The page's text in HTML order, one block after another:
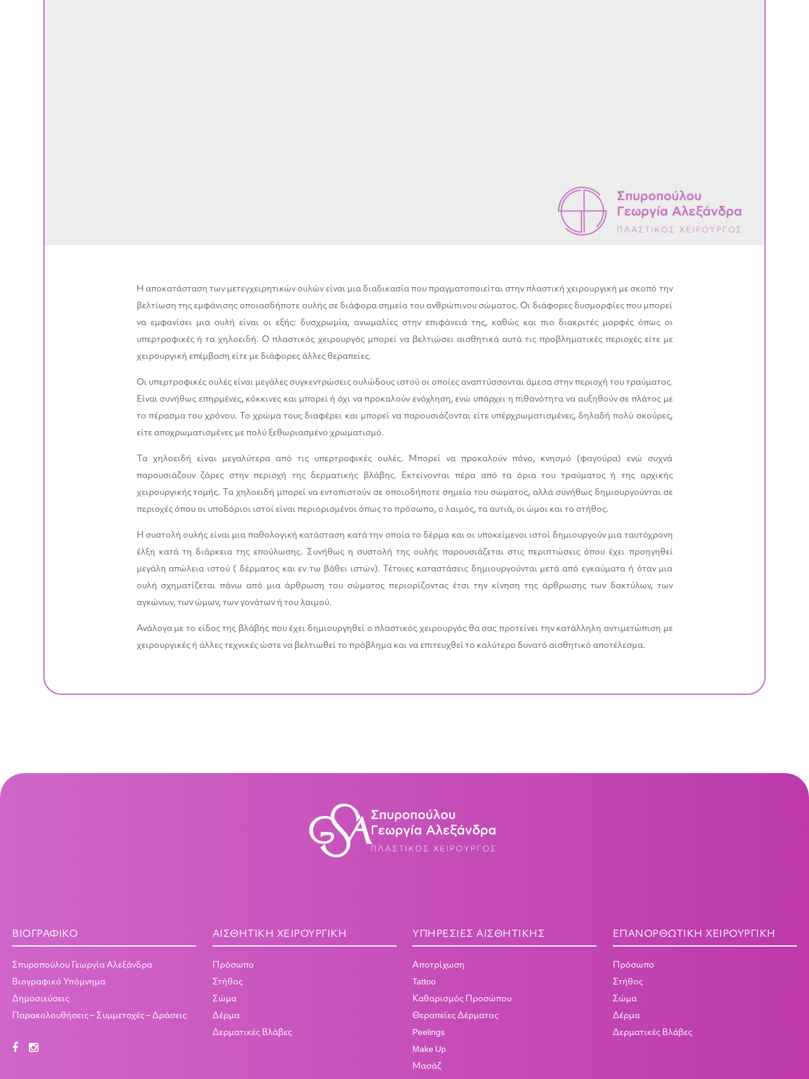
Η αποκατάσταση των μετεγχειρητικών ουλών είναι μια διαδικασία που πραγματοποιείται στην πλαστική χειρουργική με σκοπό την
βελτίωση της εμφάνισης οποιασδήποτε ουλής σε διάφορα σημεία του ανθρώπινου σώματος. Οι διάφορες δυσμορφίες που μπορεί
να εμφανίσει μια ουλή είναι οι εξής: δυσχρωμία, ανωμαλίες στην επιφάνειά της, καθώς και πιο διακριτές μορφές όπως οι
υπερτροφικές ή τα χηλοειδή. Ο πλαστικός χειρουργός μπορεί να βελτιώσει αισθητικά αυτά τις προβληματικές περιοχές είτε με
χειρουργική επέμβαση είτε με διάφορες άλλες θεραπείες.
Οι υπερτροφικές ουλές είναι μεγάλες συγκεντρώσεις ουλώδους ιστού οι οποίες αναπτύσσονται άμεσα στην περιοχή του τραύματος.
Είναι συνήθως επηρμένες, κόκκινες και μπορεί ή όχι να προκαλούν ενόχληση, ενώ υπάρχει η πιθανότητα να αυξηθούν σε πλάτος με
το πέρασμα του χρόνου. Το χρώμα τους διαφέρει και μπορεί να παρουσιάζονται είτε υπέρχρωματισμένες, δηλαδή πολύ σκούρες,
είτε αποχρωματισμένες με πολύ ξεθωριασμένο χρωματισμό.
Τα χηλοειδή είναι μεγαλύτερα από τις υπερτροφικές ουλές. Μπορεί να προκαλούν πόνο, κνησμό (φαγούρα) ενώ συχνά
παρουσιάζουν ζάρες στην περιοχή της δερματικής βλάβης. Εκτείνονται πέρα από τα όρια του τραύματος ή της αρχικής
χειρουργικής τομής. Τα χηλοειδή μπορεί να εντοπιστούν σε οποιοδήποτε σημείο του σώματος, αλλά συνήθως δημιουργούνται σε
περιοχές όπου οι υποδόριοι ιστοί είναι περιορισμένοι όπως το πρόσωπο, ο λαιμός, τα αυτιά, οι ώμοι και το στήθος.
Η συστολή ουλής είναι μια παθολογική κατάσταση κατά την οποία το δέρμα και οι υποκείμενοι ιστοί δημιουργούν μια ταυτόχρονη
έλξη κατά τη διάρκεια της επούλωσης. Συνήθως η συστολή της ουλής παρουσιάζεται στις περιπτώσεις όπου έχει προηγηθεί
μεγάλη απώλεια ιστού ( δέρματος και εν τω βάθει ιστών). Τέτοιες καταστάσεις δημιουργούνται μετά από εγκαύματα ή όταν μια
ουλή σχηματίζεται πάνω από μια άρθρωση του σώματος περιορίζοντας έτσι την κίνηση της άρθρωσης των δακτύλων, των
αγκώνων, των ώμων, των γονάτων ή του λαιμού.
Ανάλογα με το είδος της βλάβης που έχει δημιουργηθεί ο πλαστικός χειρουργός θα σας προτείνει την κατάλληλη αντιμετώπιση με
χειρουργικές ή άλλες τεχνικές ώστε να βελτιωθεί το πρόβλημα και να επιτευχθεί το καλύτερο δυνατό αισθητικό αποτέλεσμα.
ΒΙΟΓΡΑΦΙΚΌ
Σπυροπούλου Γεωργία Αλεξάνδρα
Βιογραφικό Υπόμνημα
Δημοσιεύσεις
Παρακολουθήσεις – Συμμετοχές – Δράσεις
ΑΙΣΘΗΤΙΚΉ ΧΕΙΡΟΥΡΓΙΚΉ
Πρόσωπο
Στήθος
Σώμα
Δέρμα
Δερματικές Βλάβες
ΥΠΗΡΕΣΊΕΣ ΑΙΣΘΗΤΙΚΉΣ
Αποτρίχωση
Tattoo
Καθαρισμός Προσώπου
Θεραπείες Δέρματος
Peelings
Make Up
Μασάζ
ΕΠΑΝΟΡΘΩΤΙΚΉ ΧΕΙΡΟΥΡΓΙΚΉ
Πρόσωπο
Στήθος
Σώμα
Δέρμα
Δερματικές Βλάβες